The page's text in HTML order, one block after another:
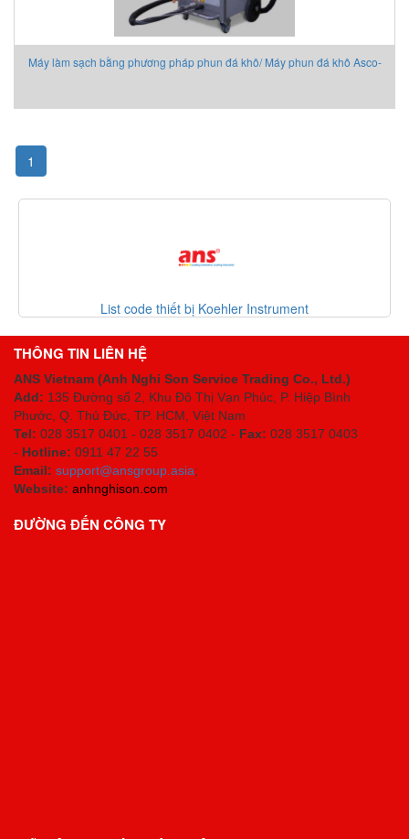
Máy làm sạch bằng phương pháp phun đá khô/ Máy phun đá khô Asco-
1
List code thiết bị Koehler Instrument
THÔNG TIN LIÊN HỆ
ANS Vietnam (Anh Nghi Son Service Trading Co., Ltd.)
Add: 135 Đường số 2, Khu Đô Thị Vạn Phúc, P. Hiệp Bình
Phước, Q. Thủ Đức, TP. HCM , Việt Nam
Tel: 028 3517 0401 - 028 3517 0402 - Fax: 028 3517 0403
- Hotline: 0911 47 22 55
Email: support@ansgroup.asia;
Website: anhnghison.com
ĐƯỜNG ĐẾN CÔNG TY